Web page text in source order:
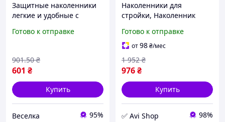
Защитные наколенники
легкие и удобные с
креплением для
строительства FLAME
Готово к отправке
601 ₴
901.50 ₴
Купить
Веселка 95%
Наколенники для
стройки, Наколенник
плитка Germany Parkside
2шт, AVI
Готово к отправке
от98₴/мес
976₴
1 952 ₴
Купить
✅ Avi Shop 98%